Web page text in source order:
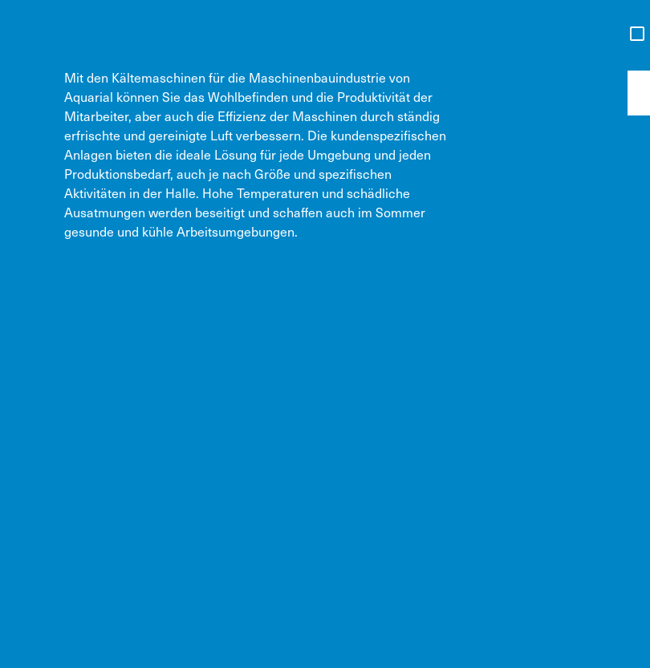
Mit den Kältemaschinen für die Maschinenbauindustrie von
Aquarial können Sie das Wohlbefinden und die Produktivität der
Mitarbeiter, aber auch die Effizienz der Maschinen durch ständig
erfrischte und gereinigte Luft verbessern. Die kundenspezifischen
Anlagen bieten die ideale Lösung für jede Umgebung und jeden
Produktionsbedarf, auch je nach Größe und spezifischen
Aktivitäten in der Halle. Hohe Temperaturen und schädliche
Ausatmungen werden beseitigt und schaffen auch im Sommer
gesunde und kühle Arbeitsumgebungen.